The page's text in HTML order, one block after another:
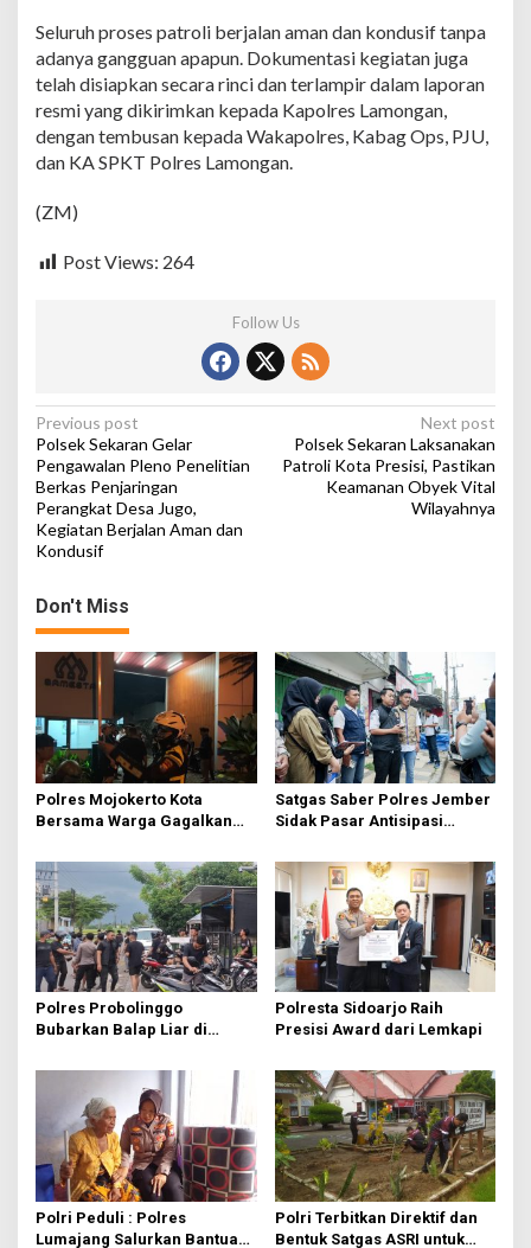
n
c
a
n
a
e
a
k
a
Seluruh proses patroli berjalan aman dan kondusif tanpa
adanya gangguan apapun. Dokumentasi kegiatan juga
telah disiapkan secara rinci dan terlampir dalam laporan
resmi yang dikirimkan kepada Kapolres Lamongan,
dengan tembusan kepada Wakapolres, Kabag Ops, PJU,
dan KA SPKT Polres Lamongan.
(ZM)
Post Views: 264
Follow Us
P
o
s
t
n
a
v
i
g
a
t
i
o
n
Previous post
Polsek Sekaran Gelar
Pengawalan Pleno Penelitian
Berkas Penjaringan
Perangkat Desa Jugo,
Kegiatan Berjalan Aman dan
Kondusif
Next post
Polsek Sekaran Laksanakan
Patroli Kota Presisi, Pastikan
Keamanan Obyek Vital
Wilayahnya
Don't Miss
Polres Mojokerto Kota
Bersama Warga Gagalkan
Satgas Saber Polres Jember
Sidak Pasar Antisipasi
Pangan
Polres Probolinggo
Bubarkan Balap Liar di
Diamankan
Polresta Sidoarjo Raih
Presisi Award dari Lemkapi
Polri Peduli : Polres
Lumajang Salurkan Bantuan
Polri Terbitkan Direktif dan
Bentuk Satgas ASRI untuk